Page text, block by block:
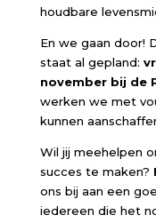
houdbare
En we gaan door!
staat al gepland:
november bij de
werken we met
kunnen
Wil jij meehelpen
succes te maken?
ons bij aan een
iedereen die het